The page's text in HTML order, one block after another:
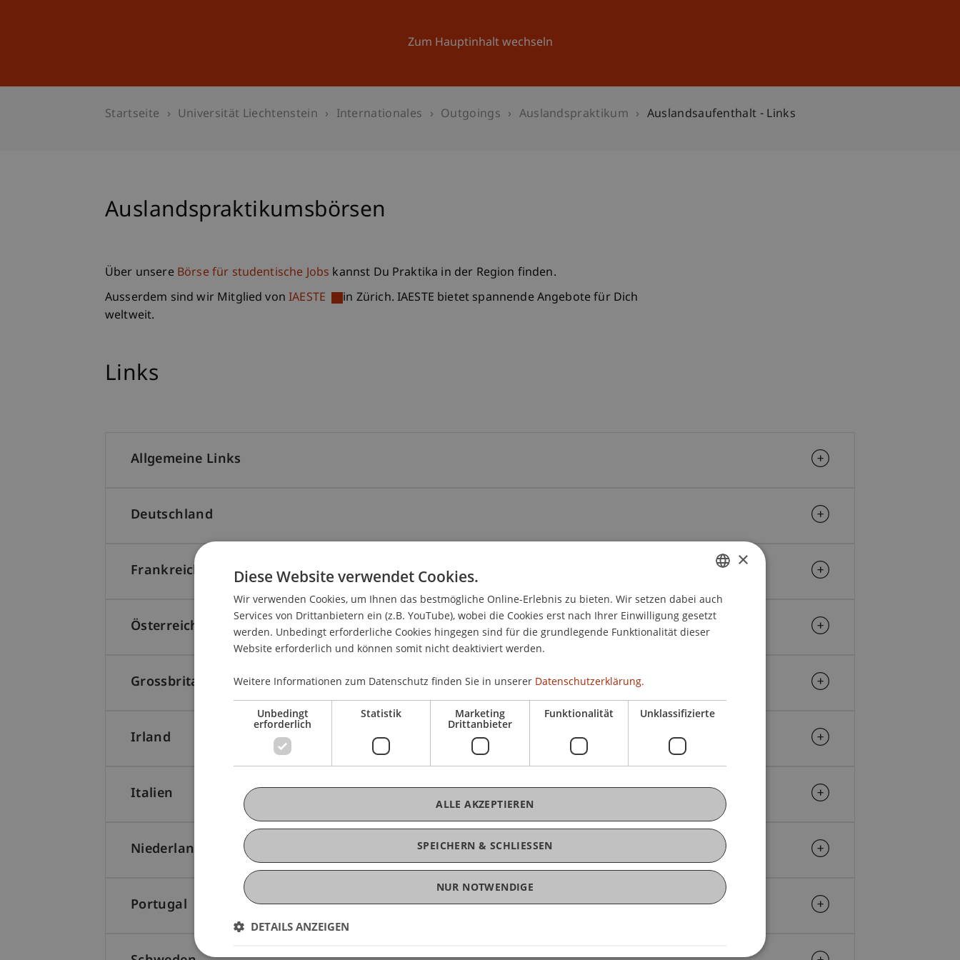
Zum Hauptinhalt wechseln
Universität Aktuelles
Startseite Universität Liechtenstein Internationales Outgoings Auslandspraktikum Auslandsaufenthalt - Links
Auslandspraktikumsbörsen
Über unsere Börse für studentische Jobs kannst Du Praktika in der Region finden.
Ausserdem sind wir Mitglied vonIAESTE
in Zürich. IAESTE bietet spannende Angebote für Dich
weltweit.
Links
Allgemeine Links
Deutschland
Frankreich
Österreich
Grossbritannien
Irland
Italien
Niederlande
Portugal
GERMAN
ENGLISH
×
Diese Website verwendet Cookies.
Wir verwenden Cookies, um Ihnen das bestmögliche Online-Erlebnis zu bieten. Wir setzen dabei auch
Services von Drittanbietern ein (z.B. YouTube), wobei die Cookies erst nach Ihrer Einwilligung gesetzt
werden. Unbedingt erforderliche Cookies hingegen sind für die grundlegende Funktionalität dieser
Website erforderlich und können somit nicht deaktiviert werden.
Weitere Informationen zum Datenschutz finden Sie in unserer Datenschutzerklärung.
Unbedingt
erforderlich
Statistik Marketing
Drittanbieter
Funktionalität Unklassifizierte
SPEICHERN & SCHLIESSEN
ALLE AKZEPTIEREN
NUR NOTWENDIGE
DETAILS ANZEIGEN